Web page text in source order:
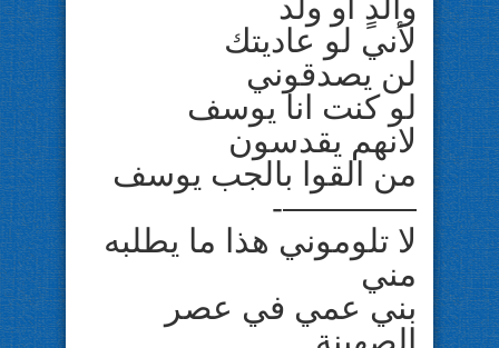
لأني لو عاديتك
لن يصدقوني
لو كنت انا يوسف
لانهم يقدسون
من القوا بالجب يوسف
————-
لا تلوموني هذا ما يطلبه
مني
بني عمي في عصر
الصهينة